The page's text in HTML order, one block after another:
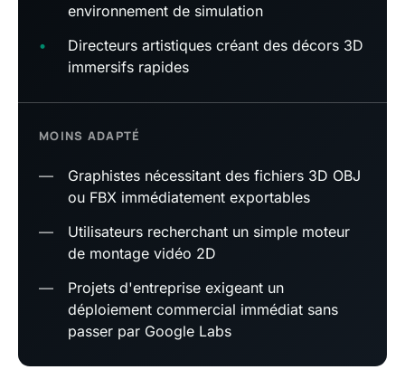
environnement de simulation
•
Directeurs artistiques créant des décors 3D
immersifs rapides
MOINS ADAPTÉ
—
Graphistes nécessitant des fichiers 3D OBJ
ou FBX immédiatement exportables
—
Utilisateurs recherchant un simple moteur
de montage vidéo 2D
—
Projets d'entreprise exigeant un
déploiement commercial immédiat sans
passer par Google Labs